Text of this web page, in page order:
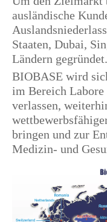
ausländische
Staaten, Dubai,
Ländern gegründet.
BIOBASE wird
im Bereich
verlassen,
bringen und zur
Medizin- und